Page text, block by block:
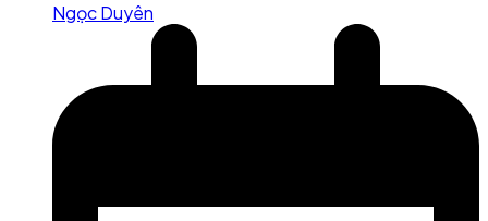
Ngọc Duyên